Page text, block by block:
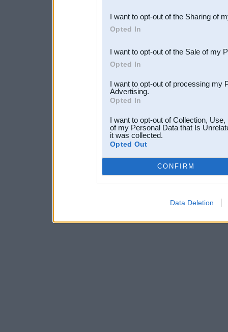
Downstream Participants
third parties.
I want to opt-out of the Sharing of
Opted In
I want to opt-out of the Sale of my
Opted In
I want to opt-out of processing my
Advertising.
Opted In
I want to opt-out of Collection,
of my Personal Data that Is
it was collected.
Opted Out
CONFIRM
Data Deletion